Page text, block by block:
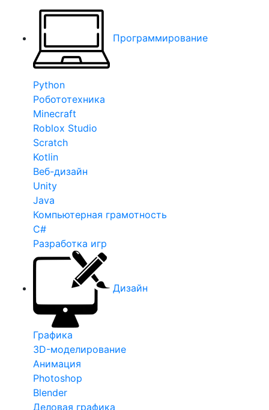
Программирование
Python
Робототехника
Minecraft
Roblox Studio
Scratch
Kotlin
Веб-дизайн
Unity
Java
Компьютерная грамотность
C#
Разработка игр
Дизайн
Графика
3D-моделирование
Анимация
Photoshop
Blender
Деловая графика